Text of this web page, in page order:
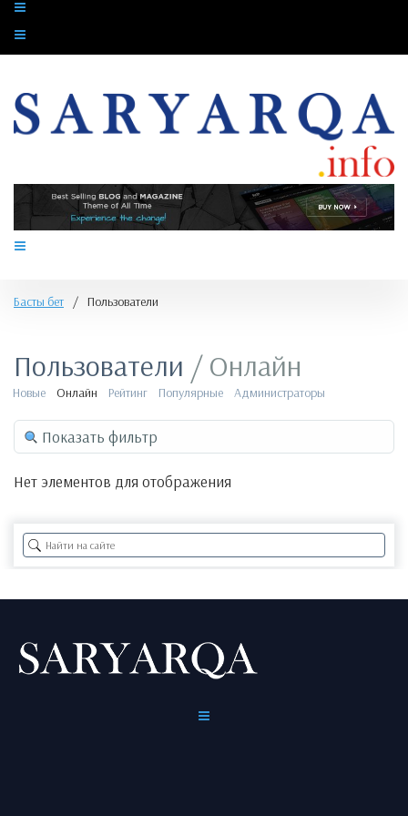
Басты бет / Пользователи
Пользователи / Онлайн
Новые Онлайн Рейтинг Популярные Администраторы
Показать фильтр
Нет элементов для отображения